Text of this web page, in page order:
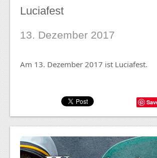
Luciafest
13. Dezember 2017
Am 13. Dezember 2017 ist Luciafest.